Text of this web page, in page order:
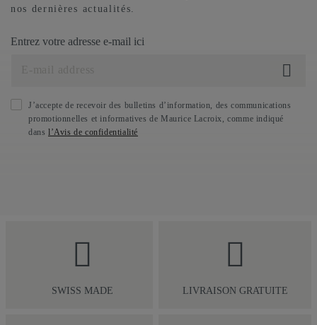
nos dernières actualités.
Entrez votre adresse e-mail ici
J’accepte de recevoir des bulletins d’information, des communications
promotionnelles et informatives de Maurice Lacroix, comme indiqué
dans l’Avis de confidentialité
SWISS MADE LIVRAISON GRATUITE